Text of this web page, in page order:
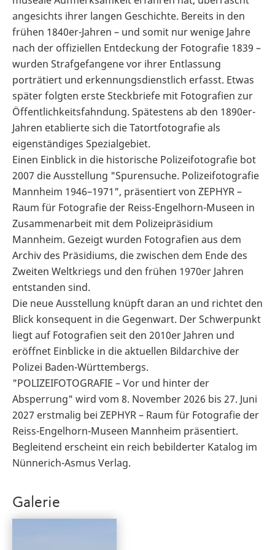
angesichts ihrer langen Geschichte. Bereits in den
frühen 1840er-Jahren – und somit nur wenige Jahre
nach der offiziellen Entdeckung der Fotografie 1839 –
wurden Strafgefangene vor ihrer Entlassung
porträtiert und erkennungsdienstlich erfasst. Etwas
später folgten erste Steckbriefe mit Fotografien zur
Öffentlichkeitsfahndung. Spätestens ab den 1890er-
Jahren etablierte sich die Tatortfotografie als
eigenständiges Spezialgebiet.
Einen Einblick in die historische Polizeifotografie bot
2007 die Ausstellung "Spurensuche. Polizeifotografie
Mannheim 1946–1971", präsentiert von ZEPHYR –
Raum für Fotografie der Reiss-Engelhorn-Museen in
Zusammenarbeit mit dem Polizeipräsidium
Mannheim. Gezeigt wurden Fotografien aus dem
Archiv des Präsidiums, die zwischen dem Ende des
Zweiten Weltkriegs und den frühen 1970er Jahren
entstanden sind.
Die neue Ausstellung knüpft daran an und richtet den
Blick konsequent in die Gegenwart. Der Schwerpunkt
liegt auf Fotografien seit den 2010er Jahren und
eröffnet Einblicke in die aktuellen Bildarchive der
Polizei Baden-Württembergs.
"POLIZEIFOTOGRAFIE – Vor und hinter der
Absperrung" wird vom 8. November 2026 bis 27. Juni
2027 erstmalig bei ZEPHYR – Raum für Fotografie der
Reiss-Engelhorn-Museen Mannheim präsentiert.
Begleitend erscheint ein reich bebilderter Katalog im
Nünnerich-Asmus Verlag.
Galerie